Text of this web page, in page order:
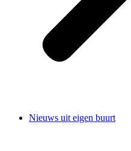
Nieuws uit eigen buurt